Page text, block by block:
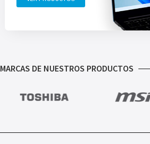
MARCAS DE NUESTROS PRODUCTOS